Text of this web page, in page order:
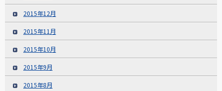
2015年12月
2015年11月
2015年10月
2015年9月
2015年8月